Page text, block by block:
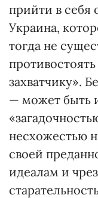
прийти в себя
Украина,
тогда не
захватчику».
— может быть
несхожестью
своей
идеалам и